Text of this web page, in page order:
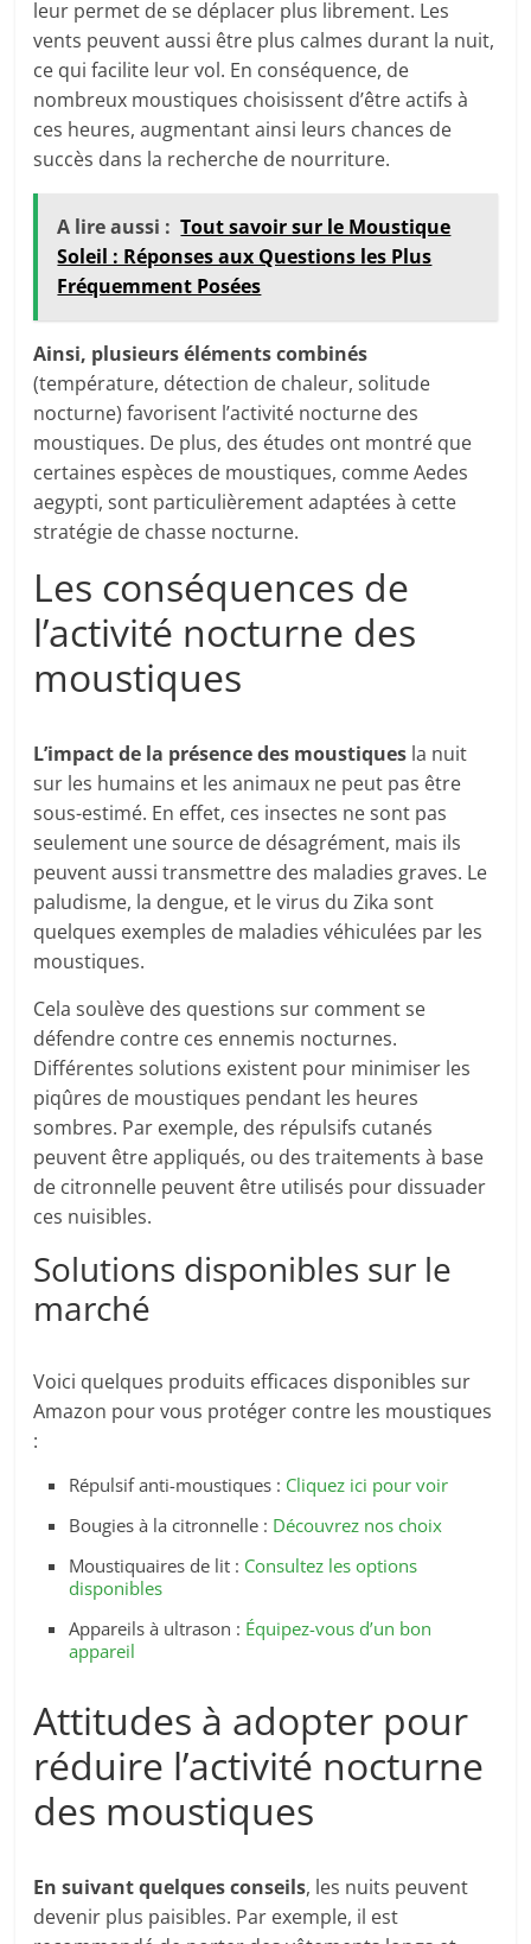
leur permet de se déplacer plus librement. Les
vents peuvent aussi être plus calmes durant la nuit,
ce qui facilite leur vol. En conséquence, de
nombreux moustiques choisissent d’être actifs à
ces heures, augmentant ainsi leurs chances de
succès dans la recherche de nourriture.
A lire aussi : Tout savoir sur le Moustique
Soleil : Réponses aux Questions les Plus
Fréquemment Posées
Ainsi, plusieurs éléments combinés
(température, détection de chaleur, solitude
nocturne) favorisent l’activité nocturne des
moustiques. De plus, des études ont montré que
certaines espèces de moustiques, comme Aedes
aegypti, sont particulièrement adaptées à cette
stratégie de chasse nocturne.
Les conséquences de
l’activité nocturne des
moustiques
L’impact de la présence des moustiques la nuit
sur les humains et les animaux ne peut pas être
sous-estimé. En effet, ces insectes ne sont pas
seulement une source de désagrément, mais ils
peuvent aussi transmettre des maladies graves. Le
paludisme, la dengue, et le virus du Zika sont
quelques exemples de maladies véhiculées par les
moustiques.
Cela soulève des questions sur comment se
défendre contre ces ennemis nocturnes.
Différentes solutions existent pour minimiser les
piqûres de moustiques pendant les heures
sombres. Par exemple, des répulsifs cutanés
peuvent être appliqués, ou des traitements à base
de citronnelle peuvent être utilisés pour dissuader
ces nuisibles.
Solutions disponibles sur le
marché
Voici quelques produits efficaces disponibles sur
Amazon pour vous protéger contre les moustiques
:
Répulsif anti-moustiques : Cliquez ici pour voir
Bougies à la citronnelle : Découvrez nos choix
Moustiquaires de lit : Consultez les options
disponibles
Appareils à ultrason : Équipez-vous d’un bon
appareil
Attitudes à adopter pour
réduire l’activité nocturne
des moustiques
En suivant quelques conseils, les nuits peuvent
devenir plus paisibles. Par exemple, il est